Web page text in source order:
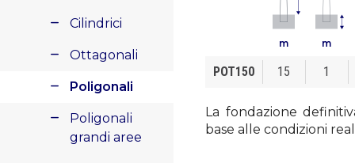
Cilindrici
Ottagonali
Poligonali
Poligonali
grandi aree
La fondazione
base alle condizioni
m m
POT150 15 1